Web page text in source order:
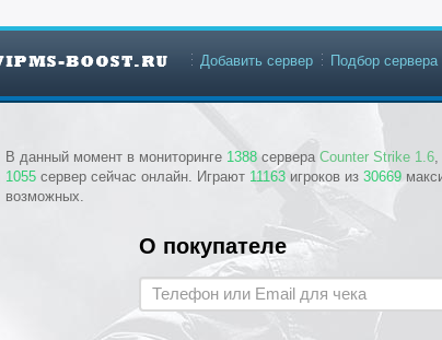
В данный момент в мониторинге 1388 сервера Counter Strike 1.6,
1055 сервер сейчас онлайн. Играют 11163 игроков из 30669
возможных.
Добавить сервер Подбор сервера
О покупателе